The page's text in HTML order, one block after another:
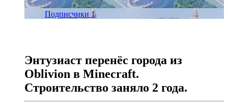
Подписчики 1
Энтузиаст перенёс города из
Oblivion в Minecraft.
Строительство заняло 2 года.